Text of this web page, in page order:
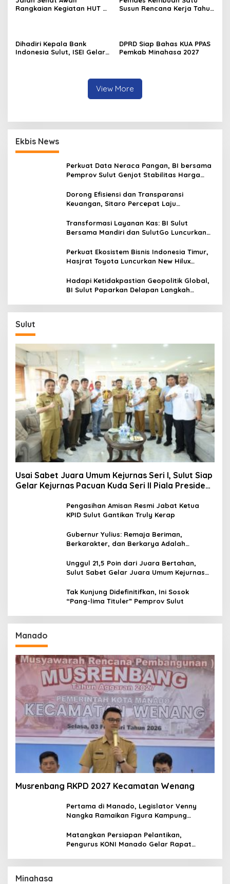
Rangkaian Kegiatan HUT RI
Susun Rencana Kerja Tahun
Dihadiri Kepala Bank
Indonesia Sulut, ISEI Gelar
DPRD Siap Bahas KUA PPAS
Pemkab Minahasa 2027
View More
Ekbis News
Perkuat Data Neraca Pangan, BI bersama
Pemprov Sulut Genjot Stabilitas Harga
Dorong Efisiensi dan Transparansi
Keuangan, Sitaro Percepat Laju
Transformasi Layanan Kas: BI Sulut
Bersama Mandiri dan SulutGo Luncurkan
Kepulauan
Perkuat Ekosistem Bisnis Indonesia Timur,
Hasjrat Toyota Luncurkan New Hilux
Hadapi Ketidakpastian Geopolitik Global,
BI Sulut Paparkan Delapan Langkah
Sulut
Usai Sabet Juara Umum Kejurnas Seri I, Sulut Siap
Gelar Kejurnas Pacuan Kuda Seri II Piala Presiden
Pengasihan Amisan Resmi Jabat Ketua
KPID Sulut Gantikan Truly Kerap
Gubernur Yulius: Remaja Beriman,
Berkarakter, dan Berkarya Adalah
Unggul 21,5 Poin dari Juara Bertahan,
Sulut Sabet Gelar Juara Umum Kejurnas
Tak Kunjung Didefinitifkan, Ini Sosok
“Pang-lima Tituler” Pemprov Sulut
Manado
Musrenbang RKPD 2027 Kecamatan Wenang
Pertama di Manado, Legislator Venny
Nangka Ramaikan Figura Kampung
Matangkan Persiapan Pelantikan,
Pengurus KONI Manado Gelar Rapat
Minahasa